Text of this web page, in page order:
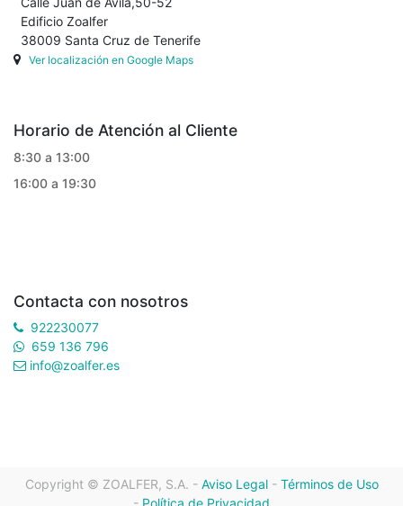
Edificio Zoalfer
38009 Santa Cruz de Tenerife
Ver localización en Google Maps
Horario de Atención al Cliente
8:30 a 13:00
16:00 a 19:30
Contacta con nosotros
922230077
659 136 796
info@zoalfer.es
Copyright © ZOALFER, S.A. - Aviso Legal - Términos de Uso
- Política de Privacidad